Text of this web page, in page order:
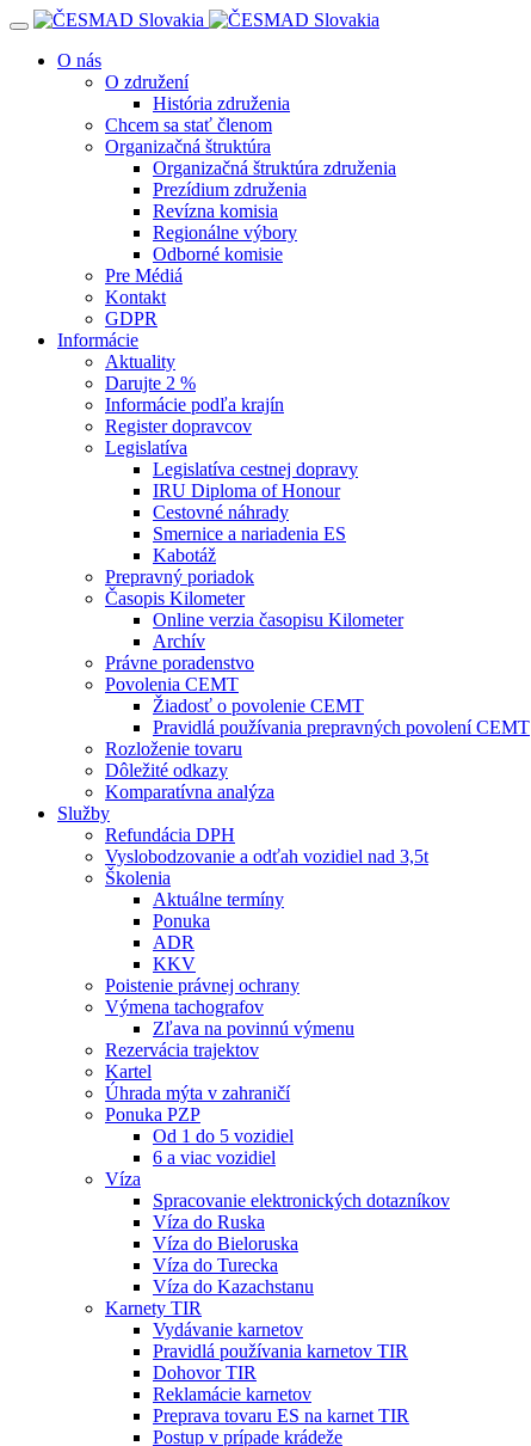
Navigácia
O nás
O združení
História združenia
Chcem sa stať členom
Organizačná štruktúra
Organizačná štruktúra združenia
Prezídium združenia
Revízna komisia
Regionálne výbory
Odborné komisie
Pre Médiá
Kontakt
GDPR
Informácie
Aktuality
Darujte 2 %
Informácie podľa krajín
Register dopravcov
Legislatíva
Legislatíva cestnej dopravy
IRU Diploma of Honour
Cestovné náhrady
Smernice a nariadenia ES
Kabotáž
Prepravný poriadok
Časopis Kilometer
Online verzia časopisu Kilometer
Archív
Právne poradenstvo
Povolenia CEMT
Žiadosť o povolenie CEMT
Pravidlá používania prepravných povolení CEMT
Rozloženie tovaru
Dôležité odkazy
Komparatívna analýza
Služby
Refundácia DPH
Vyslobodzovanie a odťah vozidiel nad 3,5t
Školenia
Aktuálne termíny
Ponuka
ADR
KKV
Poistenie právnej ochrany
Výmena tachografov
Zľava na povinnú výmenu
Rezervácia trajektov
Kartel
Úhrada mýta v zahraničí
Ponuka PZP
Od 1 do 5 vozidiel
6 a viac vozidiel
Víza
Spracovanie elektronických dotazníkov
Víza do Ruska
Víza do Bieloruska
Víza do Turecka
Víza do Kazachstanu
Karnety TIR
Vydávanie karnetov
Pravidlá používania karnetov TIR
Dohovor TIR
Reklamácie karnetov
Preprava tovaru ES na karnet TIR
Postup v prípade krádeže